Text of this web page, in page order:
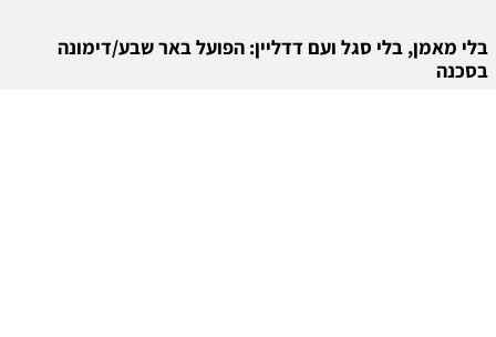
בלי מאמן, בלי סגל ועם דדליין: הפועל באר שבע/דימונה
בסכנה